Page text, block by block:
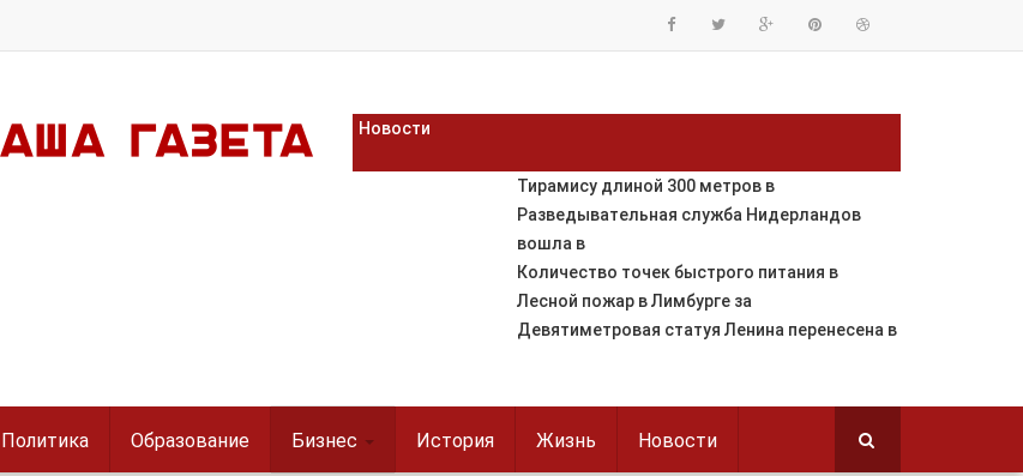
Новости
Тирамису длиной 300 метров в
Разведывательная служба Нидерландов
вошла в
Количество точек быстрого питания в
Лесной пожар в Лимбурге за
Девятиметровая статуя Ленина перенесена в
Политика Образование Бизнес История Жизнь Новости